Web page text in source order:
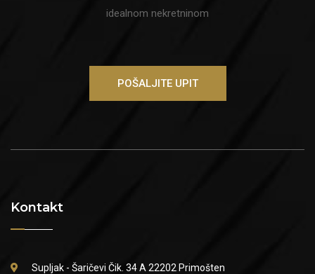
idealnom nekretninom
POŠALJITE UPIT
Kontakt
Supljak - Šaričevi Čik. 34 A 22202 Primošten